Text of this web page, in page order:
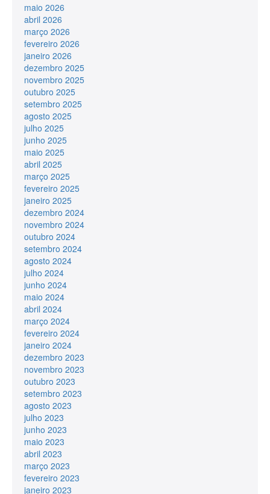
maio 2026
abril 2026
março 2026
fevereiro 2026
janeiro 2026
dezembro 2025
novembro 2025
outubro 2025
setembro 2025
agosto 2025
julho 2025
junho 2025
maio 2025
abril 2025
março 2025
fevereiro 2025
janeiro 2025
dezembro 2024
novembro 2024
outubro 2024
setembro 2024
agosto 2024
julho 2024
junho 2024
maio 2024
abril 2024
março 2024
fevereiro 2024
janeiro 2024
dezembro 2023
novembro 2023
outubro 2023
setembro 2023
agosto 2023
julho 2023
junho 2023
maio 2023
abril 2023
março 2023
fevereiro 2023
janeiro 2023